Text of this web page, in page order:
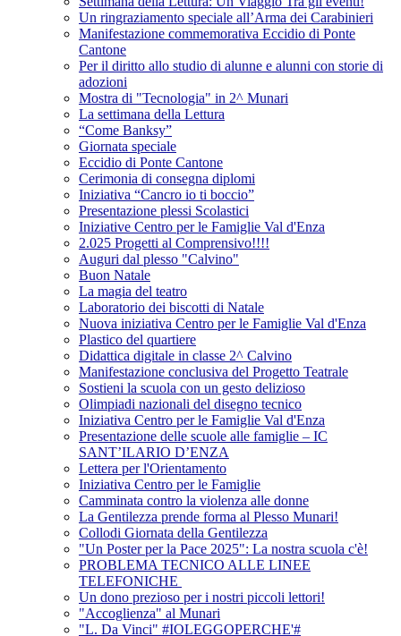
Un ringraziamento speciale all’Arma dei Carabinieri
Manifestazione commemorativa Eccidio di Ponte
Cantone
Per il diritto allo studio di alunne e alunni con storie di
adozioni
Mostra di "Tecnologia" in 2^ Munari
La settimana della Lettura
“Come Banksy”
Giornata speciale
Eccidio di Ponte Cantone
Cerimonia di consegna diplomi
Iniziativa “Cancro io ti boccio”
Presentazione plessi Scolastici
Iniziative Centro per le Famiglie Val d'Enza
2.025 Progetti al Comprensivo!!!!
Auguri dal plesso "Calvino"
Buon Natale
La magia del teatro
Laboratorio dei biscotti di Natale
Nuova iniziativa Centro per le Famiglie Val d'Enza
Plastico del quartiere
Didattica digitale in classe 2^ Calvino
Manifestazione conclusiva del Progetto Teatrale
Sostieni la scuola con un gesto delizioso
Olimpiadi nazionali del disegno tecnico
Iniziativa Centro per le Famiglie Val d'Enza
Presentazione delle scuole alle famiglie – IC
SANT’ILARIO D’ENZA
Lettera per l'Orientamento
Iniziativa Centro per le Famiglie
Camminata contro la violenza alle donne
La Gentilezza prende forma al Plesso Munari!
Collodi Giornata della Gentilezza
"Un Poster per la Pace 2025": La nostra scuola c'è!
PROBLEMA TECNICO ALLE LINEE
TELEFONICHE
Un dono prezioso per i nostri piccoli lettori!
"Accoglienza" al Munari
"L. Da Vinci" #IOLEGGOPERCHE'#